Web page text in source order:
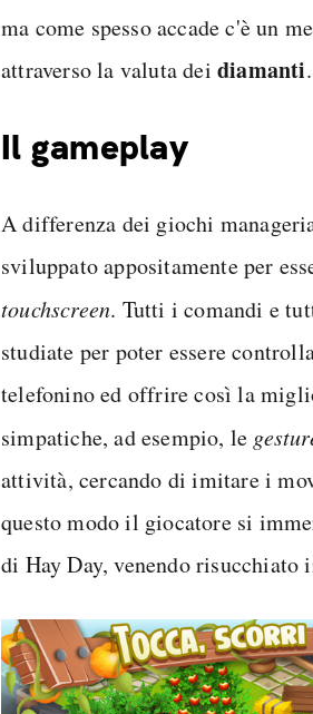
ma come spesso accade c'è un
attraverso la valuta dei diamanti.
Il gameplay
A differenza dei giochi
sviluppato appositamente per
touchscreen. Tutti i comandi e
studiate per poter essere
telefonino ed offrire così la
simpatiche, ad esempio, le
attività, cercando di imitare i
questo modo il giocatore si
di Hay Day, venendo